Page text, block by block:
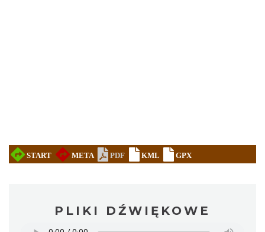
PLIKI DŹWIĘKOWE